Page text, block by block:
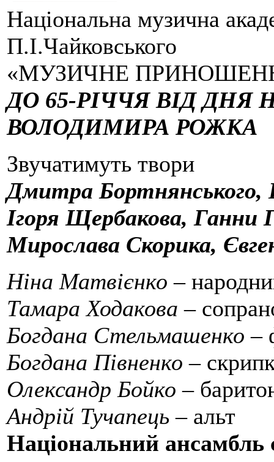
Національна музична
П.І.Чайковського
«МУЗИЧНЕ
ДО 65-РІЧЧЯ ВІД
ВОЛОДИМИРА РОЖКА
Звучатимуть твори
Дмитра Бортнянського,
Ігоря Щербакова, Ганни
Мирослава Скорика,
Ніна Матвієнко –
Тамара Ходакова –
Богдана Стельмашенко –
Богдана Півненко –
Олександр Бойко –
Андрій Тучапець – альт
Національний ансамбль